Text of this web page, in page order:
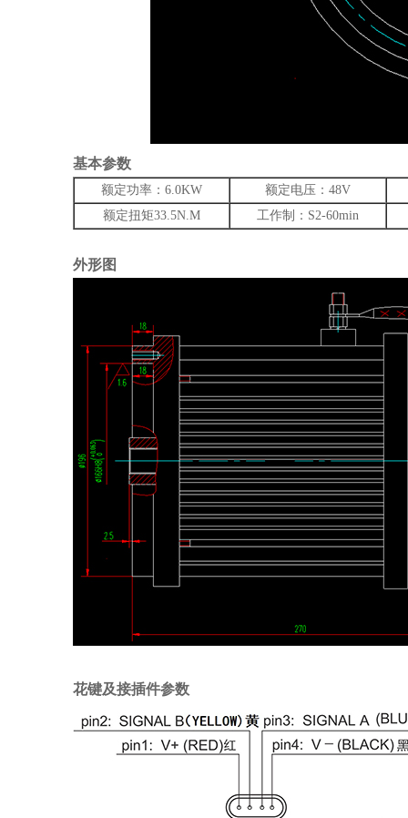
基本参数
额定功率：6.0KW
额定电压：48V
额定扭矩33.5N.M
工作制：S2-60min
外形图
花键及接插件参数